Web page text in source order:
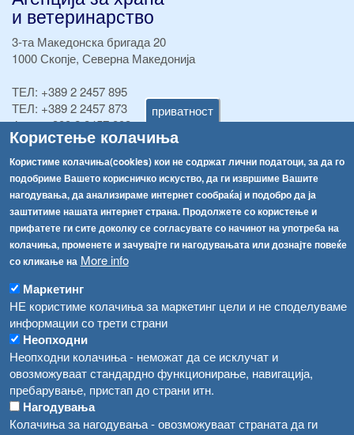
приватност
Користење колачиња
Користиме колачиња(cookies) кои не содржат лични податоци, за да го
подобриме Вашето корисничко искуство, да ги извршиме Вашите
нагодувања, да анализираме интернет сообраќај и подобро да ја
заштитиме нашата интернет страна. Продолжете со користење и
прифатете ги сите доколку се согласувате со начинот на употреба на
колачиња, променете и зачувајте ги нагодувањата или дознајте повеќе
со кликање на More info
Маркетинг
НЕ користиме колачиња за маркетинг цели и не споделуваме
информации со трети страни
Неопходни
Неопходни колачиња - неможат да се исклучат и
овозможуваат стандардно функционирање, навигација,
пребарување, пристап до страни итн.
Нагодувања
Колачиња за нагодувања - овозможуваат страната да ги
и ветеринарство
3-та Македонска бригада 20
1000 Скопје, Северна Македонија
ТЕЛ: +389 2 2457 895
ТЕЛ: +389 2 2457 873
Факс:+389 2 2457 893
Факс:+389 2 2457 871
info@fva.gov.mk
[АХВ-претходна страна]
Соопштенија
Високите температури ризик од труење со храна, опасни се и за животните
Водата во Гостивар може да се користи како техничка, продолжува испораката на флаширана вода
Во Гостивар спроведени 70 вонредни контроли
Забраната за водата во Гостивар останува на сила, операторите да користат само технички безбедна вода
Забранета за пиење водата од гостиварскиот водовод
Навигација
Архива
Регистри
Забрани